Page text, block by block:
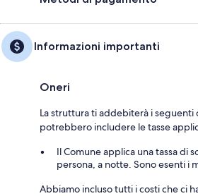
Informazioni importanti
Oneri
La struttura ti addebiterà i
potrebbero includere le tasse
Il Comune applica una tassa di
persona, a notte. Sono esenti i
Abbiamo incluso tutti i costi che ci